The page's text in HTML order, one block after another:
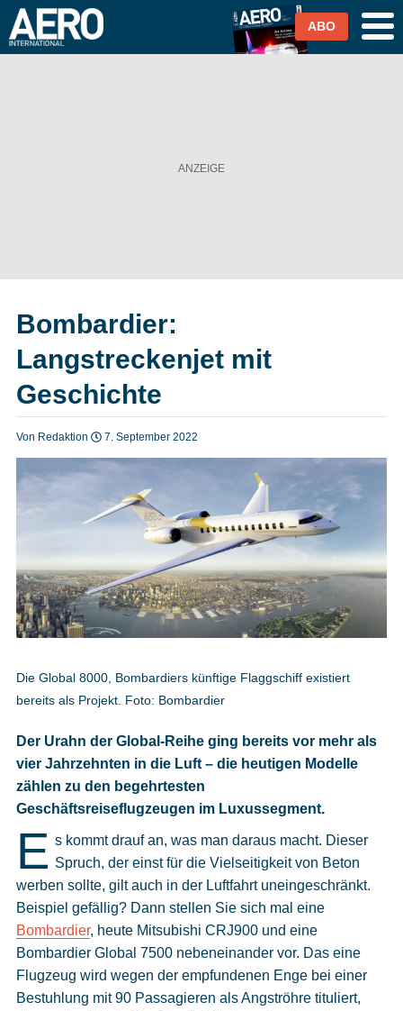
Digitale Ausgabe
Podcast
Impressum
Datenschutz
Cookies
Datenschutzeinstellungen
ABO
Bombardier:
Langstreckenjet mit
Geschichte
Von Redaktion 7. September 2022
Die Global 8000, Bombardiers künftige Flaggschiff existiert
bereits als Projekt. Foto: Bombardier
Der Urahn der Global-Reihe ging bereits vor mehr als
vier Jahrzehnten in die Luft – die heutigen Modelle
zählen zu den begehrtesten
Geschäftsreiseflugzeugen im Luxussegment.
E s kommt drauf an, was man daraus macht. Dieser
Spruch, der einst für die Vielseitigkeit von Beton
werben sollte, gilt auch in der Luftfahrt uneingeschränkt.
Beispiel gefällig? Dann stellen Sie sich mal eine
Bombardier, heute Mitsubishi CRJ900 und eine
Bombardier Global 7500 nebeneinander vor. Das eine
Flugzeug wird wegen der empfundenen Enge bei einer
Bestuhlung mit 90 Passagieren als Angströhre tituliert,